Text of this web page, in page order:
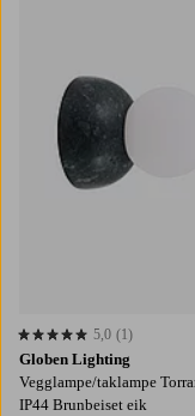
Globen Lighting
Vegglampe/taklampe
IP44 Brunbeiset eik
5,0 basert på 1
5,0 (1)